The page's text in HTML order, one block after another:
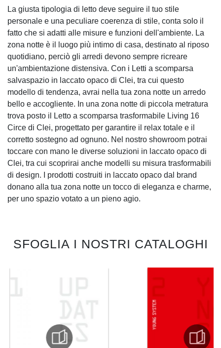
La giusta tipologia di letto deve seguire il tuo stile
personale e una peculiare coerenza di stile, conta solo il
fatto che si adatti alle misure e funzioni dell'ambiente. La
zona notte è il luogo più intimo di casa, destinato al riposo
quotidiano, perciò gli arredi devono sempre ricreare
un'ambientazione distensiva. Con i Letti a scomparsa
salvaspazio in laccato opaco di Clei, tra cui questo
modello di tendenza, avrai nella tua zona notte un arredo
bello e accogliente. In una zona notte di piccola metratura
trova posto il Letto a scomparsa trasformabile Living 16
Circe di Clei, progettato per garantire il relax totale e il
corretto sostegno ad ognuno. Nel nostro showroom potrai
toccare con mano le diverse soluzioni in laccato opaco di
Clei, tra cui scoprirai anche modelli su misura trasformabili
di design. I prodotti costruiti in laccato opaco dal brand
donano alla tua zona notte un tocco di eleganza e charme,
per uno spazio votato a un pieno agio.
SFOGLIA I NOSTRI CATALOGHI